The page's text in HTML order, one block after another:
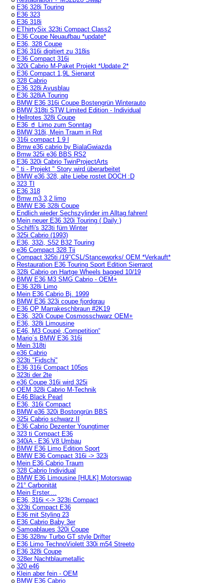
o E36 328i Touring
o E36 323
o E36 318i
o EThirtySix 323ti Compact Class2
o E36 Coupe Neuaufbau *update*
o E36, 328 Coupe
o E36 316i digitiert zu 318is
o E36 Compact 316i
o 320i Cabrio M-Paket Projekt *Update 2*
o E36 Compact 1,9L Sienarot
o 328 Cabrio
o E36 328i Avusblau
o E36 328iA Touring
o BMW E36 316i Coupe Bostengrün Winterauto
o BMW 318ti STW Limited Edition - Individual
o Hellrotes 328i Coupe
o E36 🥤 Limo zum Sonntag
o BMW 318i, Mein Traum in Rot
o 316i compact 1.9 l
o Bmw e36 cabrio by BialaGwiazda
o Bmw 325i e36 BBS RS2
o E36 320i Cabrio TwinProjectArts
o " ti - Projekt " Story wird überarbeitet
o BMW e36 328, alte Liebe rostet DOCH :D
o 323 TI
o E36 318
o Bmw m3 3,2 limo
o BMW E36 328i Coupe
o Endlich wieder Sechszylinder im Alltag fahren!
o Mein neuer E36 320i Touring ( Daily )
o Schiffi's 323ti fürn Winter
o 325i Cabrio (1993)
o E36, 332i, S52 B32 Touring
o e36 Compact 328 Tii
o Compact 325ti /19"CSL/Stanceworks/ OEM *Verkauft*
o Restauration E36 Touring Sport Edition Sierrarot
o 328i Cabrio on Hartge Wheels bagged 10/19
o BMW E36 M3 SMG Cabrio - OEM+
o E36 328i Limo
o Mein E36 Cabrio Bj. 1999
o BMW E36 323i coupe fjordgrau
o E36 QP Marrakeschbraun #2K19
o E36, 320i Coupe Cosmosschwarz OEM+
o E36, 328i Limousine
o E46, M3 Coupé „Competition“
o Mario´s BMW E36 316i
o Mein 318ti
o e36 Cabrio
o 323ti "Fidschi"
o E36 316i Compact 105ps
o 323ti der 2te
o e36 Coupe 316i wird 325i
o OEM 328i Cabrio M-Technik
o E46 Black Pearl
o E36, 316i Compact
o BMW e36 320i Bostongrün BBS
o 325i Cabrio schwarz II
o E36 Cabrio Dezenter Youngtimer
o 323 ti Compact E36
o 340iA - E36 V8 Umbau
o BMW E36 Limo Edition Sport
o BMW E36 Compact 316i -> 323i
o Mein E36 Cabrio Traum
o 328 Cabrio Individual
o BMW E36 Limousine [HULK] Motorswap
o 21° Carbonität
o Mein Erster....
o E36, 316i <-> 323ti Compact
o 323ti Compact E36
o E36 mit Styling 23
o E36 Cabrio Baby 3er
o Samoablaues 320i Coupe
o E36 328nv Turbo GT style Drifter
o E36 Limo TechnoViolett 330i m54 Streeto
o E36 328i Coupe
o 328er Nachtblaumetallic
o 320 e46
o Klein aber fein - OEM
o BMW E36 Cabrio